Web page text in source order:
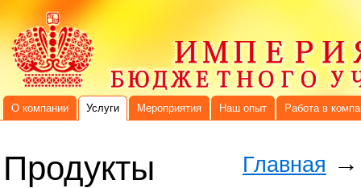
О компании Услуги Мероприятия Наш опыт Работа в
Продукты Главная →